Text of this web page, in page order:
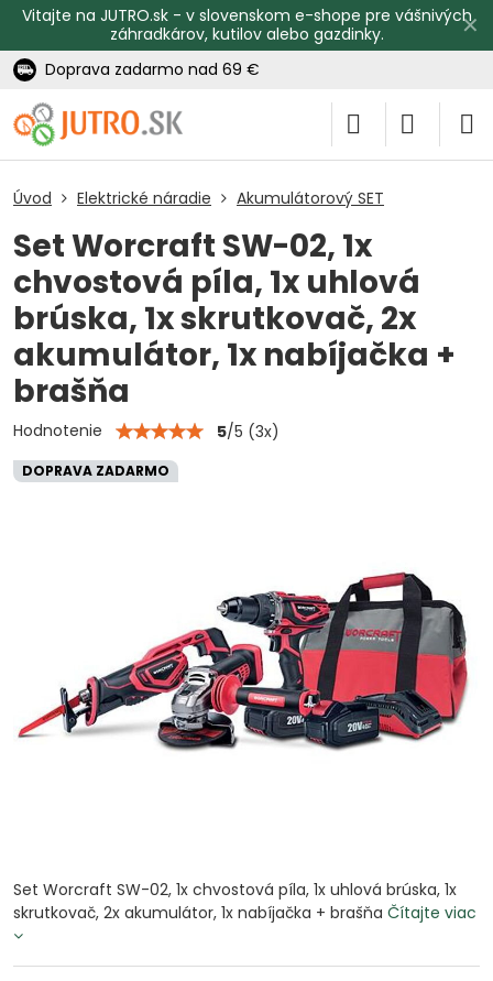
✕
Vitajte na JUTRO.sk - v slovenskom e-shope pre vášnivých
záhradkárov, kutilov alebo gazdinky.
Doprava zadarmo nad 69 €
DOPRAVA ZADARMO
Úvod Elektrické náradie Akumulátorový SET
Set Worcraft SW-02, 1x
chvostová píla, 1x uhlová
brúska, 1x skrutkovač, 2x
akumulátor, 1x nabíjačka +
brašňa
Hodnotenie 5/5 (3x)
Set Worcraft SW-02, 1x chvostová píla, 1x uhlová brúska, 1x
skrutkovač, 2x akumulátor, 1x nabíjačka + brašňa Čítajte viac